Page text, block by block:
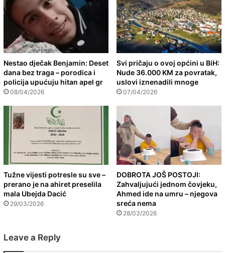
Nestao dječak Benjamin: Deset
dana bez traga – porodica i
policija upućuju hitan apel gr
08/04/2026
Svi pričaju o ovoj općini u BiH:
Nude 36.000 KM za povratak,
uslovi iznenadili mnoge
07/04/2026
Tužne vijesti potresle su sve –
prerano je na ahiret preselila
mala Ubejda Dacić
29/03/2026
DOBROTA JOŠ POSTOJI:
Zahvaljujući jednom čovjeku,
Ahmed ide na umru – njegova
sreća nema
28/03/2026
Leave a Reply